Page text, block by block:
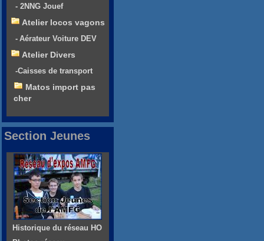
- 2NNG Jouef
Atelier locos vagons
- Aérateur Voiture DEV
Atelier Divers
-Caisses de transport
Matos import pas
cher
Section Jeunes
Historique du réseau HO